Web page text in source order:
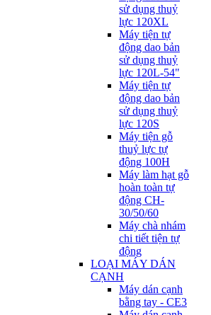
sử dụng thuỷ
lực 120XL
Máy tiện tự
động dao bản
sử dụng thuỷ
lực 120L-54"
Máy tiện tự
động dao bản
sử dụng thuỷ
lực 120S
Máy tiện gỗ
thuỷ lực tự
động 100H
Máy làm hạt gỗ
hoàn toàn tự
động CH-
30/50/60
Máy chà nhám
chi tiết tiện tự
động
LOẠI MÁY DÁN
CẠNH
Máy dán cạnh
bằng tay - CE3